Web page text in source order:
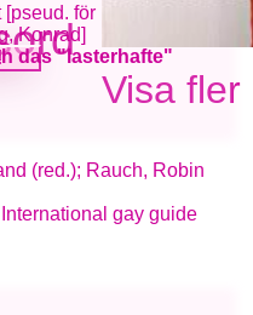
Visa fler
[pseud. för
Konrad]
das "lasterhafte"
(red.); Rauch, Robin
International gay guide